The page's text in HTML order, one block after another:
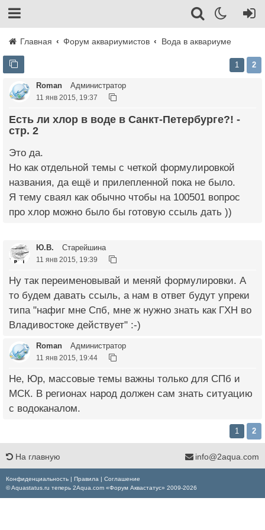
Главная Форум аквариумистов Вода в аквариуме
1 2
Roman Администратор
11 янв 2015, 19:37
Есть ли хлор в воде в Санкт-Петербурге?! -
стр. 2
Это да.
Но как отдельной темы с четкой формулировкой
названия, да ещё и прилепленной пока не было.
Я тему сваял как обычно чтобы на 100501 вопрос
про хлор можно было бы готовую ссыль дать ))
Ю.В. Старейшина
11 янв 2015, 19:39
Ну так переименовывай и меняй формулировки. А
то будем давать ссыль, а нам в ответ будут упреки
типа "нафиг мне Спб, мне ж нужно знать как ГХН во
Владивостоке действует" :-)
Roman Администратор
11 янв 2015, 19:44
Не, Юр, массовые темы важны только для СПб и
МСК. В регионах народ должен сам знать ситуацию
с водоканалом.
1 2
На главную info@2aqua.com
Конфиденциальность | Правила | Соглашение
© Aquastatus.ru теперь 2Aqua.com «Форум Аквастатус» 2009-2026